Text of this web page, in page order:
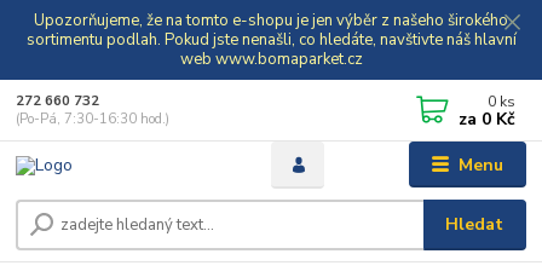
Upozorňujeme, že na tomto e-shopu je jen výběr z našeho širokého
sortimentu podlah. Pokud jste nenašli, co hledáte, navštivte náš hlavní
web www.bomaparket.cz
Menu
Hledat
272 660 732
(Po-Pá, 7:30-16:30 hod.)
0 ks
za 0 Kč